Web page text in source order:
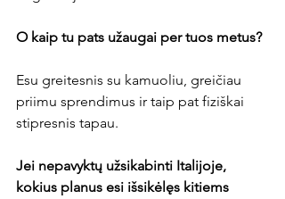
O kaip tu pats užaugai per tuos metus?
Esu greitesnis su kamuoliu, greičiau
priimu sprendimus ir taip pat fiziškai
stipresnis tapau.
Jei nepavyktų užsikabinti Italijoje,
kokius planus esi išsikėlęs kitiems